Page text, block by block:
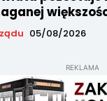
05/08/2026
REKLAMA